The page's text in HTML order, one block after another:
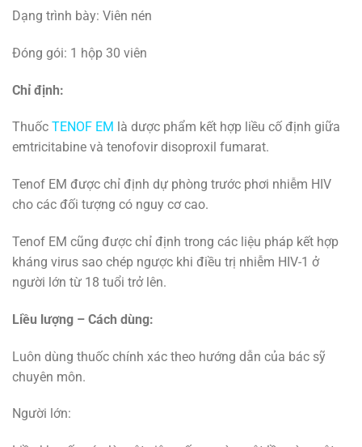
Dạng trình bày: Viên nén
Đóng gói: 1 hộp 30 viên
Chỉ định:
Thuốc TENOF EM là dược phẩm kết hợp liều cố định giữa
emtricitabine và tenofovir disoproxil fumarat.
Tenof EM được chỉ định dự phòng trước phơi nhiễm HIV
cho các đối tượng có nguy cơ cao.
Tenof EM cũng được chỉ định trong các liệu pháp kết hợp
kháng virus sao chép ngược khi điều trị nhiễm HIV-1 ở
người lớn từ 18 tuổi trở lên.
Liều lượng – Cách dùng:
Luôn dùng thuốc chính xác theo hướng dẫn của bác sỹ
chuyên môn.
Người lớn: